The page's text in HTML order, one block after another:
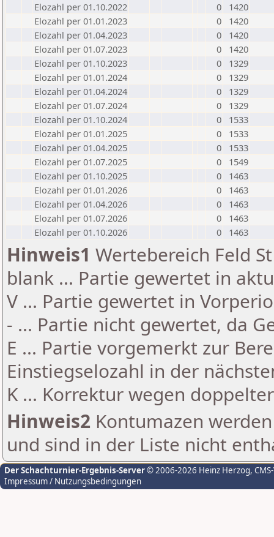
Elozahl per 01.10.2022
0
1420
Elozahl per 01.01.2023
0
1420
Elozahl per 01.04.2023
0
1420
Elozahl per 01.07.2023
0
1420
Elozahl per 01.10.2023
0
1329
Elozahl per 01.01.2024
0
1329
Elozahl per 01.04.2024
0
1329
Elozahl per 01.07.2024
0
1329
Elozahl per 01.10.2024
0
1533
Elozahl per 01.01.2025
0
1533
Elozahl per 01.04.2025
0
1533
Elozahl per 01.07.2025
0
1549
Elozahl per 01.10.2025
0
1463
Elozahl per 01.01.2026
0
1463
Elozahl per 01.04.2026
0
1463
Elozahl per 01.07.2026
0
1463
Elozahl per 01.10.2026
0 1463
Hinweis1 Wertebereich Feld
blank ... Partie gewertet in
V ... Partie gewertet in
- ... Partie nicht gewertet, da
E ... Partie vorgemerkt zur
Einstiegselozahl in der
K ... Korrektur wegen
Hinweis2 Kontumazen
und sind in der Liste nicht
Der Schachturnier-Ergebnis-Server© 2006-2026 Heinz Herzog,
Impressum / Nutzungsbedingungen